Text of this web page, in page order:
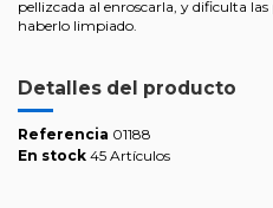
pellizcada al enroscarla, y dificulta las
haberlo limpiado.
Detalles del producto
Referencia 01188
En stock 45 Artículos